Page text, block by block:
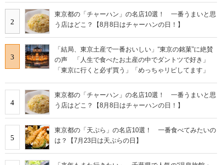
2
東京都の「チャーハン」の名店10選！ 一番うまいと思
う店はどこ？【8月8日はチャーハンの日！】
3
「結局、東京土産で一番おいしい」“東京の銘菓”に絶賛
の声 「人生で食べたお土産の中でダントツで好き」
「東京に行くと必ず買う」「めっちゃリピしてます」
4
東京都の「チャーハン」の名店10選！ 一番うまいと思
う店はどこ？【8月8日はチャーハンの日！】
5
東京都の「天ぷら」の名店10選！ 一番食べてみたいの
は？【7月23日は天ぷらの日】